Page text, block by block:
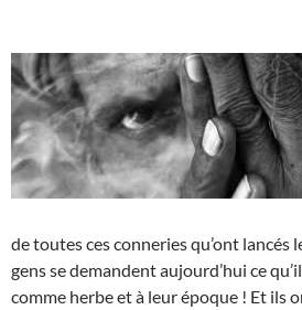
de toutes ces conneries qu’ont lancés
gens se demandent aujourd’hui ce
comme herbe et à leur époque ! Et ils